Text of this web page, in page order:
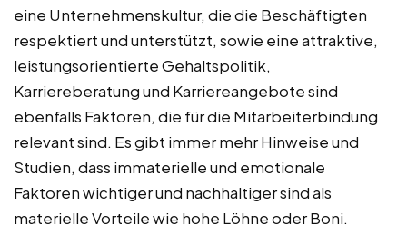
eine Unternehmenskultur, die die Beschäftigten
respektiert und unterstützt, sowie eine attraktive,
leistungsorientierte Gehaltspolitik,
Karriereberatung und Karriereangebote sind
ebenfalls Faktoren, die für die Mitarbeiterbindung
relevant sind. Es gibt immer mehr Hinweise und
Studien, dass immaterielle und emotionale
Faktoren wichtiger und nachhaltiger sind als
materielle Vorteile wie hohe Löhne oder Boni.